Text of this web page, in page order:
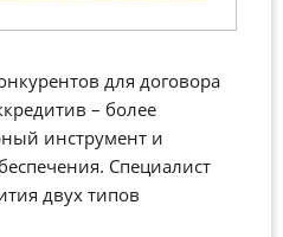
для договора
– более
инструмент и
Специалист
двух типов